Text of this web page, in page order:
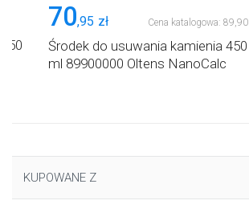
70,95 zł Cena katalogowa: 89,90
Środek do usuwania kamienia 450
ml 89900000 Oltens NanoCalc
KUPOWANE Z